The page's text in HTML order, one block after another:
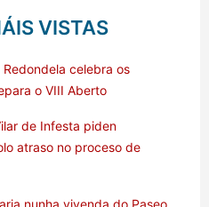
VISTAS
celebra os
o VIII Aberto
de Infesta piden
atraso no proceso de
nunha vivenda do Paseo